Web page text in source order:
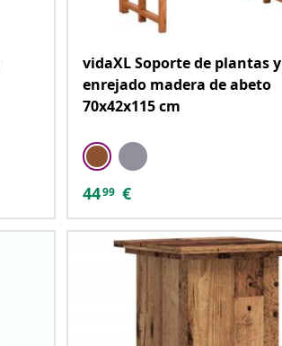
vidaXL Soporte de plantas y
enrejado madera de abeto
70x42x115 cm
4499 €